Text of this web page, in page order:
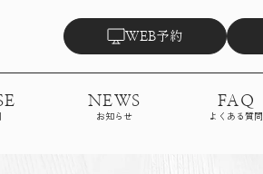
WEB予約
NEWS
お知らせ
FAQ
よくある質問